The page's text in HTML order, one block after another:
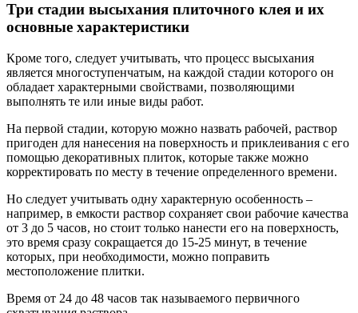
Три стадии высыхания плиточного клея и их
основные характеристики
Кроме того, следует учитывать, что процесс высыхания
является многоступенчатым, на каждой стадии которого он
обладает характерными свойствами, позволяющими
выполнять те или иные виды работ.
На первой стадии, которую можно назвать рабочей, раствор
пригоден для нанесения на поверхность и приклеивания с его
помощью декоративных плиток, которые также можно
корректировать по месту в течение определенного времени.
Но следует учитывать одну характерную особенность –
например, в емкости раствор сохраняет свои рабочие качества
от 3 до 5 часов, но стоит только нанести его на поверхность,
это время сразу сокращается до 15-25 минут, в течение
которых, при необходимости, можно поправить
местоположение плитки.
Время от 24 до 48 часов так называемого первичного